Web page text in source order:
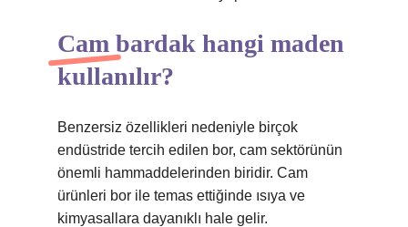
Cam bardak hangi maden
kullanılır?
Benzersiz özellikleri nedeniyle birçok
endüstride tercih edilen bor, cam sektörünün
önemli hammaddelerinden biridir. Cam
ürünleri bor ile temas ettiğinde ısıya ve
kimyasallara dayanıklı hale gelir.